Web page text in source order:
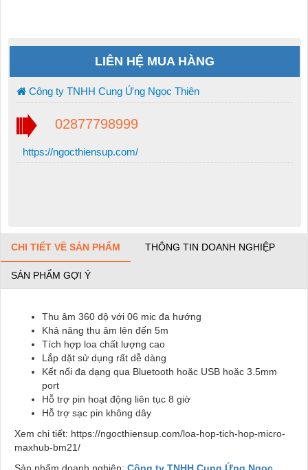
LIÊN HỆ MUA HÀNG
Công ty TNHH Cung Ứng Ngọc Thiên
02877798999
https://ngocthiensup.com/
CHI TIẾT VỀ SẢN PHẨM THÔNG TIN DOANH NGHIỆP
SẢN PHẨM GỢI Ý
Thu âm 360 độ với 06 mic đa hướng
Khả năng thu âm lên đến 5m
Tích hợp loa chất lượng cao
Lắp dặt sử dụng rất dễ dàng
Kết nối đa dạng qua Bluetooth hoặc USB hoặc 3.5mm
port
Hỗ trợ pin hoạt động liên tục 8 giờ
Hỗ trợ sạc pin không dây
Xem chi tiết: https://ngocthiensup.com/loa-hop-tich-hop-micro-
maxhub-bm21/